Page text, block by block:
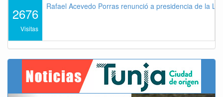
2676
Visitas
Rafael Acevedo Porras renunció a presidencia de la